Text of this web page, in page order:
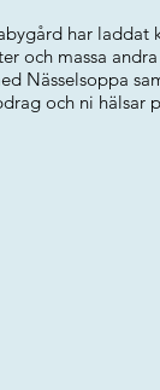
har laddat
och massa
Nässelsoppa
och ni hälsar